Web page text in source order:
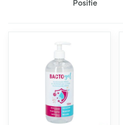
Sorteer op: